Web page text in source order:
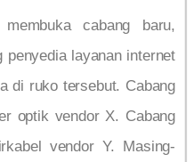
cabang baru,
penyedia layanan internet
di ruko tersebut. Cabang
optik vendor X. Cabang
vendor Y. Masing-